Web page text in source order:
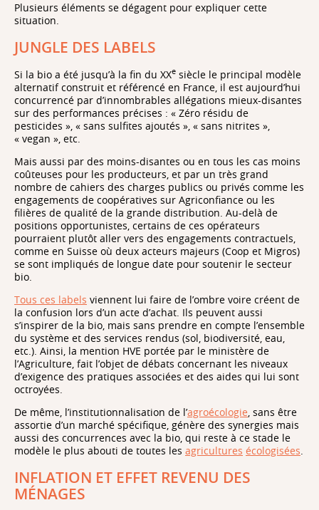
Plusieurs éléments se dégagent pour expliquer cette
situation.
JUNGLE DES LABELS
Si la bio a été jusqu’à la fin du XXe siècle le principal modèle
alternatif construit et référencé en France, il est aujourd’hui
concurrencé par d’innombrables allégations mieux-disantes
sur des performances précises : « Zéro résidu de
pesticides », « sans sulfites ajoutés », « sans nitrites »,
« vegan », etc.
Mais aussi par des moins-disantes ou en tous les cas moins
coûteuses pour les producteurs, et par un très grand
nombre de cahiers des charges publics ou privés comme les
engagements de coopératives sur Agriconfiance ou les
filières de qualité de la grande distribution. Au-delà de
positions opportunistes, certains de ces opérateurs
pourraient plutôt aller vers des engagements contractuels,
comme en Suisse où deux acteurs majeurs (Coop et Migros)
se sont impliqués de longue date pour soutenir le secteur
bio.
Tous ces labels viennent lui faire de l’ombre voire créent de
la confusion lors d’un acte d’achat. Ils peuvent aussi
s’inspirer de la bio, mais sans prendre en compte l’ensemble
du système et des services rendus (sol, biodiversité, eau,
etc.). Ainsi, la mention HVE portée par le ministère de
l’Agriculture, fait l’objet de débats concernant les niveaux
d’exigence des pratiques associées et des aides qui lui sont
octroyées.
De même, l’institutionnalisation de l’agroécologie , sans être
assortie d’un marché spécifique, génère des synergies mais
aussi des concurrences avec la bio, qui reste à ce stade le
modèle le plus abouti de toutes les agricultures écologisées
INFLATION ET EFFET REVENU DES
MÉNAGES